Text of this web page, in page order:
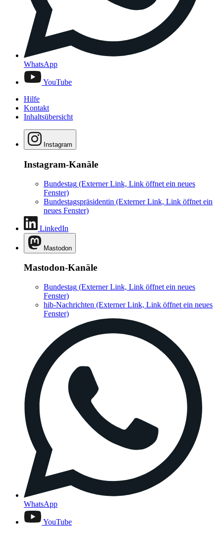
WhatsApp
YouTube
Hilfe
Kontakt
Inhaltsübersicht
Instagram
Instagram-Kanäle
Bundestag (Externer Link, Link öffnet ein neues
Fenster)
Bundestagspräsidentin (Externer Link, Link öffnet ein
neues Fenster)
LinkedIn
Mastodon
Mastodon-Kanäle
Bundestag (Externer Link, Link öffnet ein neues
Fenster)
hib-Nachrichten (Externer Link, Link öffnet ein neues
Fenster)
WhatsApp
YouTube